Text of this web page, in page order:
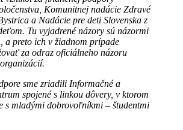
Komunitnej nadácie Zdravé
a Nadácie pre deti Slovenska z
Tu vyjadrené názory sú názormi
a preto ich v žiadnom prípade
za odraz oficiálneho názoru
sme zriadili Informačné a
spojené s linkou dôvery, v ktorom
s mladými dobrovoľníkmi – študentmi